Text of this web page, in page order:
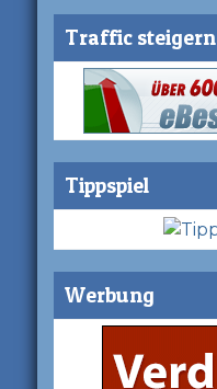
Traffic steigern
Tippspiel
Werbung